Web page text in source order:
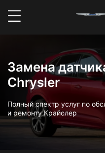
Замена
Chrysler
Полный спектр услуг по
и ремонту Крайслер